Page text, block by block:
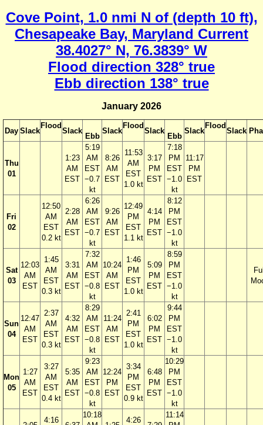
Cove Point, 1.0 nmi N of (depth 10 ft),
Chesapeake Bay, Maryland Current
38.4027° N, 76.3839° W
Flood direction 328° true
Ebb direction 138° true
January 2026
Day Slack
Flood
Slack
Ebb
Slack
Flood
Slack
Ebb
Slack
Flood
Slack
Thu
01
1:23
AM
EST
5:19
AM
EST
−0.7
kt
8:26
AM
EST
11:53
AM
EST
1.0 kt
3:17
PM
EST
7:18
PM
EST
−1.0
kt
11:17
PM
EST
Fri
02
12:50
AM
EST
0.2 kt
2:28
AM
EST
6:26
AM
EST
−0.7
kt
9:26
AM
EST
12:49
PM
EST
1.1 kt
4:14
PM
EST
8:12
PM
EST
−1.0
kt
Sat
03
12:03
AM
EST
1:45
AM
EST
0.3 kt
3:31
AM
EST
7:32
AM
EST
−0.8
kt
10:24
AM
EST
1:46
PM
EST
1.0 kt
5:09
PM
EST
8:59
PM
EST
−1.0
kt
Sun
04
12:47
AM
EST
2:37
AM
EST
0.3 kt
4:32
AM
EST
8:29
AM
EST
−0.8
kt
11:24
AM
EST
2:41
PM
EST
1.0 kt
6:02
PM
EST
9:44
PM
EST
−1.0
kt
Mon
05
1:27
AM
EST
3:27
AM
EST
0.4 kt
5:35
AM
EST
9:23
AM
EST
−0.8
kt
12:24
PM
EST
3:34
PM
EST
0.9 kt
6:48
PM
EST
10:29
PM
EST
−1.0
kt
4:16
10:18
4:26
11:14